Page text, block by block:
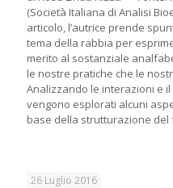
(Società Italiana di Analisi
articolo, l’autrice prende
tema della rabbia per
merito al sostanziale
le nostre pratiche che le
Analizzando le interazioni e
vengono esplorati alcuni
base della strutturazione del
26 Luglio 2016